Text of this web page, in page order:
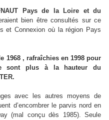
Pays de la Loire et du
bien être consultés sur ce
et Connexion où la région Pays
1968 , rafraîchies en 1998 pour
sont plus à la hauteur du
avec les autres moyens de
d’encombrer le parvis nord en
(mal conçu dès 1985). Seule